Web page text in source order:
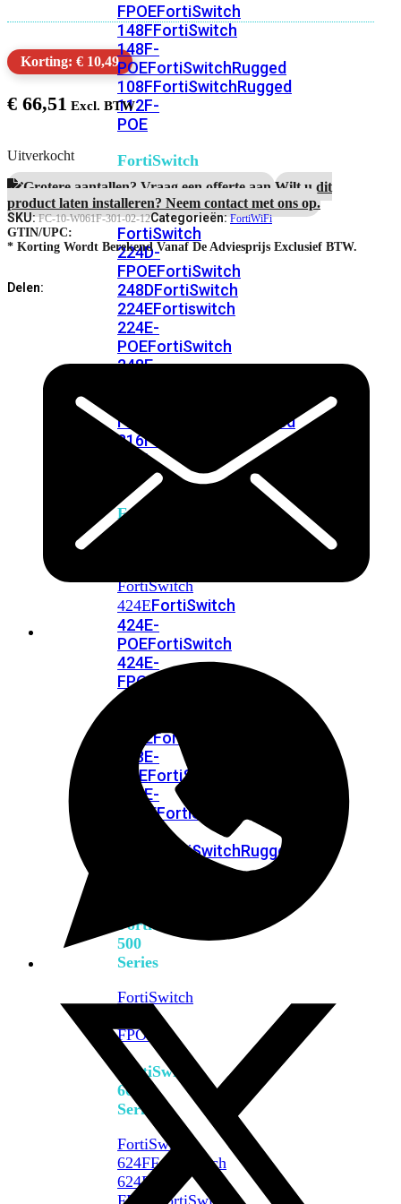
FPOEFortiSwitch
148FFortiSwitch
148F-
POEFortiSwitchRugged
108FFortiSwitchRugged
112F-
POE
FortiSwitch
200
Series
FortiSwitch
224D-
FPOEFortiSwitch
248DFortiSwitch
224EFortiswitch
224E-
POEFortiSwitch
248E-
FPOE
FortiSwitchRugged
216F-
POE
FortiSwitch
FortiSwitch
424EFortiSwitch
424E-
POEFortiSwitch
424E-
FPOE
424E-
448EFortiSwitch
448E-
POEFortiSwitch
448E-
FPOEFortiSwitch
M426E-
FortiSwitchRugged
FortiSwitch
500
Series
FortiSwitch
548D-
FPOE
FortiSwitch
600
Series
FortiSwitch
624FFortiSwitch
624F-
FPOE
FortiSwitch
Korting: € 10,49
€ 66,51
Uitverkocht
Grotere aantallen? Vraag een offerte aan.Wilt u dit
product laten installeren? Neem contact met ons op.
SKU:FC-10-W061F-301-02-12Categorieën:FortiWiFi
GTIN/UPC:
* Korting Wordt Berekend Vanaf De Adviesprijs Exclusief BTW.
Delen: